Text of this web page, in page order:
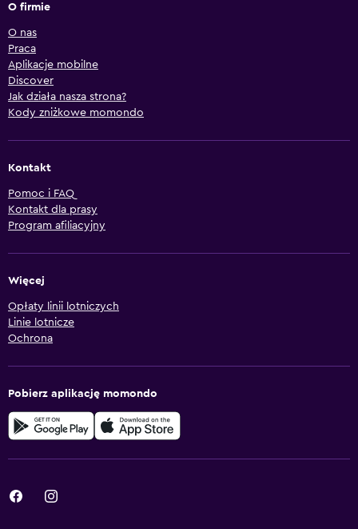
O firmie
O nas
Praca
Aplikacje mobilne
Discover
Jak działa nasza strona?
Kody zniżkowe momondo
Kontakt
Pomoc i FAQ
Kontakt dla prasy
Program afiliacyjny
Więcej
Opłaty linii lotniczych
Linie lotnicze
Ochrona
Pobierz aplikację momondo